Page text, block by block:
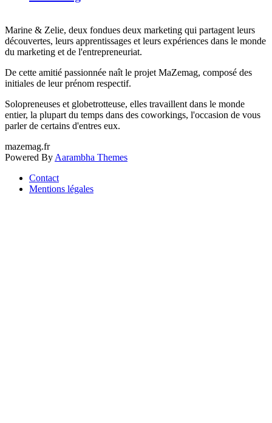
Marine & Zelie, deux fondues deux marketing qui partagent leurs
découvertes, leurs apprentissages et leurs expériences dans le monde
du marketing et de l'entrepreneuriat.
De cette amitié passionnée naît le projet MaZemag, composé des
initiales de leur prénom respectif.
Solopreneuses et globetrotteuse, elles travaillent dans le monde
entier, la plupart du temps dans des coworkings, l'occasion de vous
parler de certains d'entres eux.
mazemag.fr
Powered By Aarambha Themes
Contact
Mentions légales